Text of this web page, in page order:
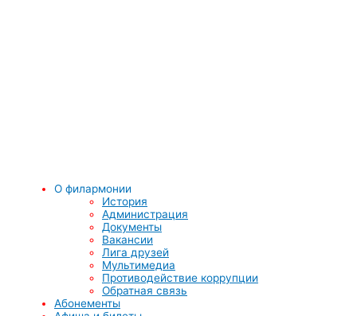
О филармонии
История
Администрация
Документы
Вакансии
Лига друзей
Мультимедиа
Противодействие коррупции
Обратная связь
Абонементы